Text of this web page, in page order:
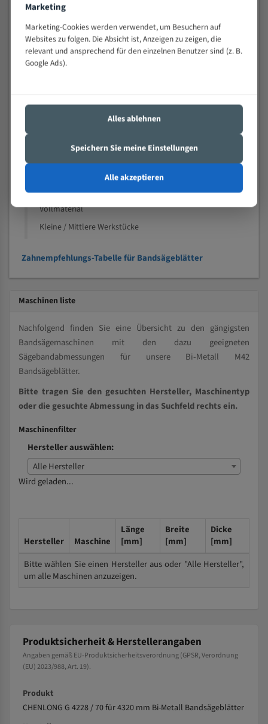
Technische Beschreibung:
Positiver Spanwinkel
Bandkörper aus hochlegiertem Federstahl
Nichteisenmetalle
Speziell entwickelt für Profile / Rohre
Vollmaterial
Kleine / Mittlere Werkstücke
Zahnempfehlungs-Tabelle für Bandsägeblätter
Maschinen liste
Nachfolgend finden Sie eine Übersicht zu den gängigsten
Bandsägemaschinen mit den dazu geeigneten
Sägebandabmessungen für unsere Bi-Metall M42
Bandsägeblätter.
Bitte tragen Sie den gesuchten Hersteller, Maschinentyp
oder die gesuchte Abmessung in das Suchfeld rechts ein.
Maschinenfilter
Hersteller auswählen:
Alle Hersteller
Wird geladen...
Hersteller Maschine
Länge
[mm]
Breite
[mm]
Dicke
[mm]
Bitte wählen Sie einen Hersteller aus oder "Alle Hersteller",
um alle Maschinen anzuzeigen.
Produktsicherheit & Herstellerangaben
Angaben gemäß EU-Produktsicherheitsverordnung (GPSR, Verordnung
(EU) 2023/988, Art. 19).
Produkt
CHENLONG G 4228 / 70 für 4320 mm Bi-Metall Bandsägeblätter
Marketing
Marketing-Cookies werden verwendet, um Besuchern auf
Websites zu folgen. Die Absicht ist, Anzeigen zu zeigen, die
relevant und ansprechend für den einzelnen Benutzer sind (z. B.
Google Ads).
Alles ablehnen
Speichern Sie meine Einstellungen
Alle akzeptieren